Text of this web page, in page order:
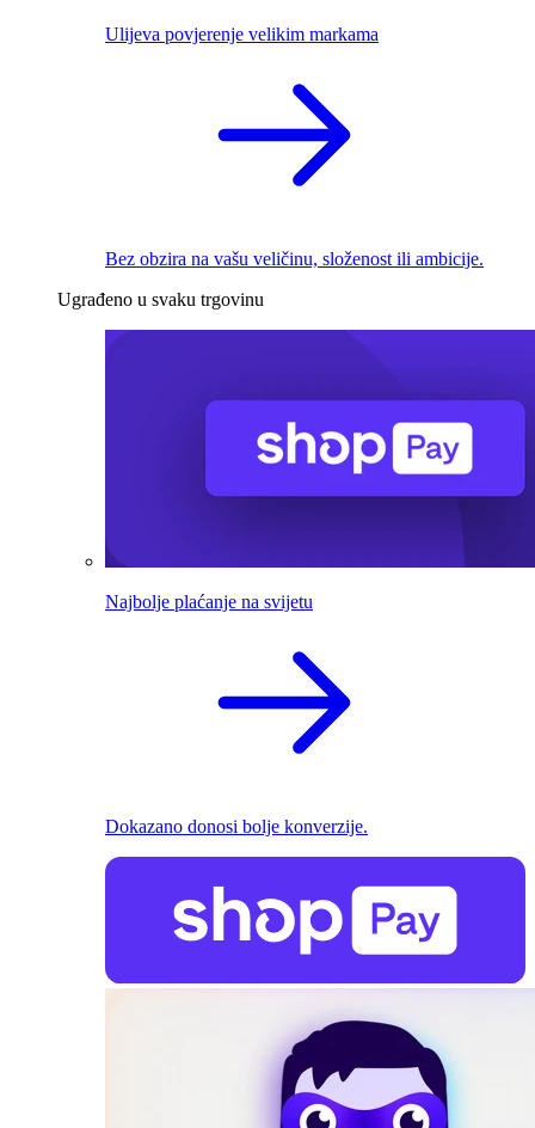
Ulijeva povjerenje velikim markama
Bez obzira na vašu veličinu, složenost ili ambicije.
Ugrađeno u svaku trgovinu
Najbolje plaćanje na svijetu
Dokazano donosi bolje konverzije.